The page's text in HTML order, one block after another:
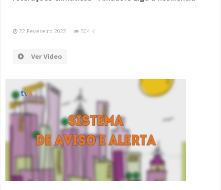
22 Fevereiro 2022 304 K
Ver Vídeo